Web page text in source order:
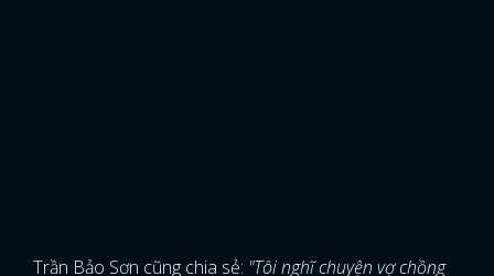
Trần Bảo Sơn cũng chia sẻ: "Tôi nghĩ chuyện vợ chồng